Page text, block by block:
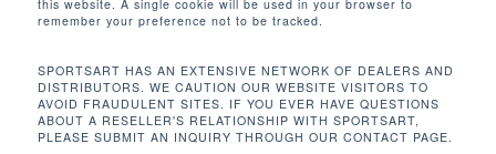
this website. A single cookie will be used in your browser to
remember your preference not to be tracked.
SPORTSART HAS AN EXTENSIVE NETWORK OF DEALERS AND
DISTRIBUTORS. WE CAUTION OUR WEBSITE VISITORS TO
AVOID FRAUDULENT SITES. IF YOU EVER HAVE QUESTIONS
ABOUT A RESELLER'S RELATIONSHIP WITH SPORTSART,
PLEASE SUBMIT AN INQUIRY THROUGH OUR CONTACT PAGE.
地点
克利夫兰 | 俄亥俄州